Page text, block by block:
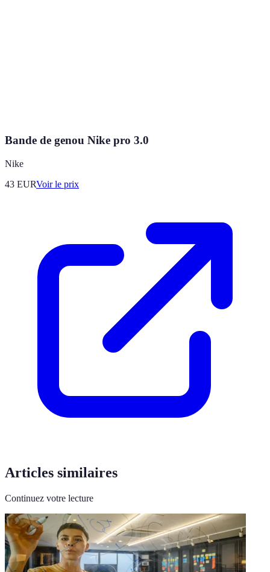
Bande de genou Nike pro 3.0
Nike
43 EURVoir le prix
Articles similaires
Continuez votre lecture